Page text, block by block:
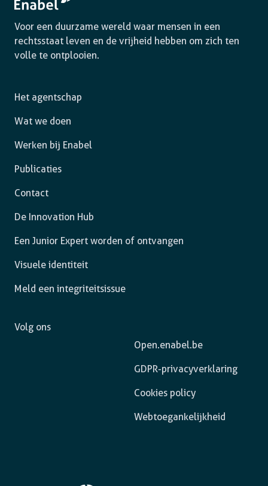
Voor een duurzame wereld waar mensen in een
rechtsstaat leven en de vrijheid hebben om zich ten
volle te ontplooien.
Het agentschap
Wat we doen
Werken bij Enabel
Publicaties
Contact
De Innovation Hub
Een Junior Expert worden of ontvangen
Visuele identiteit
Meld een integriteitsissue
Open.enabel.be
GDPR-privacyverklaring
Cookies policy
Webtoegankelijkheid
Volg ons